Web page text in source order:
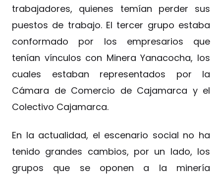
trabajadores, quienes temían perder sus
puestos de trabajo. El tercer grupo estaba
conformado por los empresarios que
tenían vínculos con Minera Yanacocha, los
cuales estaban representados por la
Cámara de Comercio de Cajamarca y el
Colectivo Cajamarca.
En la actualidad, el escenario social no ha
tenido grandes cambios, por un lado, los
grupos que se oponen a la minería